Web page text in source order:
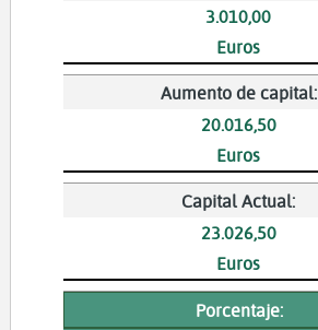
3.010,00
Euros
Aumento de capital:
20.016,50
Euros
Capital Actual:
23.026,50
Euros
Porcentaje: